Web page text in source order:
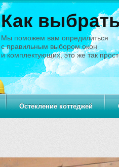
Как
Мы поможем вам опредилиться
с правильным выбором окон
и комплектующих, это же так
Остекление коттеджей